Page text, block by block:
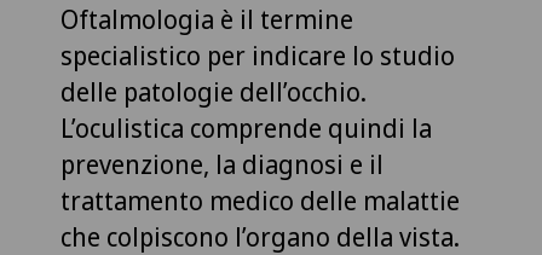
Oftalmologia è il termine
specialistico per indicare lo studio
delle patologie dell’occhio.
L’oculistica comprende quindi la
prevenzione, la diagnosi e il
trattamento medico delle malattie
che colpiscono l’organo della vista.